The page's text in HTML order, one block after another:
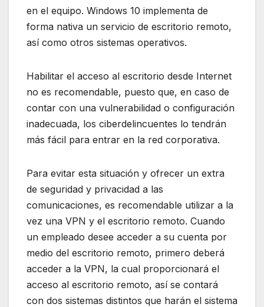
en el equipo. Windows 10 implementa de
forma nativa un servicio de escritorio remoto,
así como otros sistemas operativos.
Habilitar el acceso al escritorio desde Internet
no es recomendable, puesto que, en caso de
contar con una vulnerabilidad o configuración
inadecuada, los ciberdelincuentes lo tendrán
más fácil para entrar en la red corporativa.
Para evitar esta situación y ofrecer un extra
de seguridad y privacidad a las
comunicaciones, es recomendable utilizar a la
vez una VPN y el escritorio remoto. Cuando
un empleado desee acceder a su cuenta por
medio del escritorio remoto, primero deberá
acceder a la VPN, la cual proporcionará el
acceso al escritorio remoto, así se contará
con dos sistemas distintos que harán el sistema